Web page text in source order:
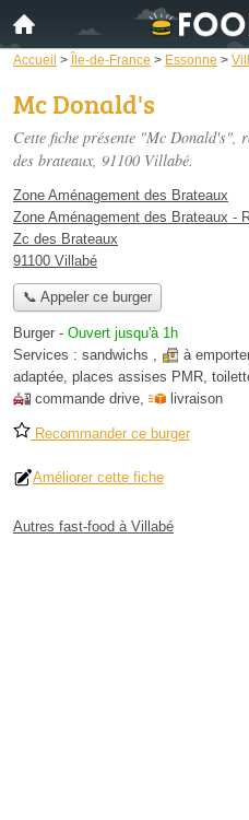
Accueil > Île-de-France > Essonne >
Mc Donald's
Cette fiche présente "Mc Donald's",
des brateaux, 91100 Villabé.
Zone Aménagement des Brateaux
Zone Aménagement des Brateaux -
Zc des Brateaux
91100 Villabé
📞 Appeler ce burger
Burger - Ouvert jusqu'à 1h
Services : sandwichs , à emporter
adaptée, places assises PMR,
commande drive, livraison
Recommander ce burger
Améliorer cette fiche
Autres fast-food à Villabé